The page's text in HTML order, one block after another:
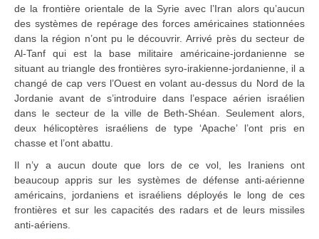
de la frontière orientale de la Syrie avec l’Iran alors qu’aucun
des systèmes de repérage des forces américaines stationnées
dans la région n’ont pu le découvrir. Arrivé près du secteur de
Al-Tanf qui est la base militaire américaine-jordanienne se
situant au triangle des frontières syro-irakienne-jordanienne, il a
changé de cap vers l’Ouest en volant au-dessus du Nord de la
Jordanie avant de s’introduire dans l’espace aérien israélien
dans le secteur de la ville de Beth-Shéan. Seulement alors,
deux hélicoptères israéliens de type ‘Apache’ l’ont pris en
chasse et l’ont abattu.
Il n’y a aucun doute que lors de ce vol, les Iraniens ont
beaucoup appris sur les systèmes de défense anti-aérienne
américains, jordaniens et israéliens déployés le long de ces
frontières et sur les capacités des radars et de leurs missiles
anti-aériens.